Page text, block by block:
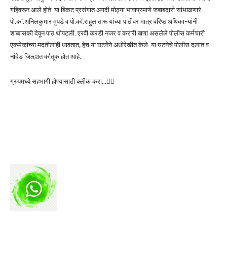
गहिवरून आले होते. या बिकट प्रसंगात अगदी मोठ्या भावाप्रमाणे जबाबदारी सांभाळणारे
पो.कॉ.अनिलकुमार मुपडे व पो.कॉ.राहुल तारू यांच्या पाठीवर मात्र वरिष्ठ अधिका-यांनी
शाब्बासकी देवून पाठ थोपटली. एरवी करडी नजर व करारी बाणा असलेले पोलीस कर्मचारी
एकमेकांच्या मदतीलाही धावतात, हेच या घटनेेने अधोरेखीत केले. या घटनेचे पोलीस दलात व
नांदेड जिल्ह्यात कौतूक होत आहे.
ग्रुपमध्ये सहभागी होण्यासाठी क्लीक करा…👆🏻